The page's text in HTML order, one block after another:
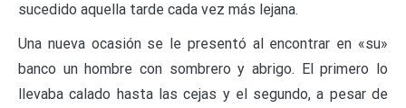
sucedido aquella tarde cada vez más lejana.
Una nueva ocasión se le presentó al encontrar en «su»
banco un hombre con sombrero y abrigo. El primero lo
llevaba calado hasta las cejas y el segundo, a pesar de